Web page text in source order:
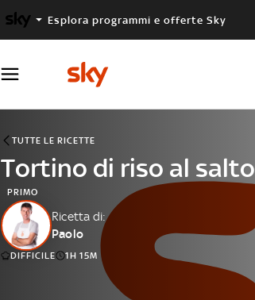
Esplora programmi e offerte Sky
TUTTE LE RICETTE
Tortino di riso al salto
PRIMO
Ricetta di:
Paolo
DIFFICILE 1H 15M